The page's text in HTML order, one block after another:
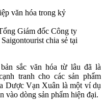
Giám đốc Công ty
chia sẻ tại
sắc văn hóa từ lâu đã là
tranh cho các sản phẩm
Dược Vạn Xuân là một ví dụ
vào dòng sản phẩm hiện đại.